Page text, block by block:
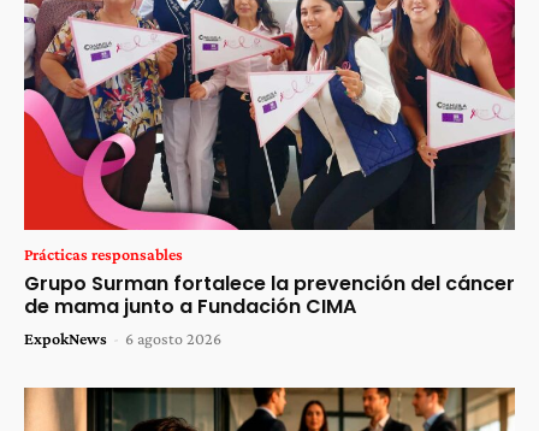
Prácticas responsables
Grupo Surman fortalece la prevención del cáncer
de mama junto a Fundación CIMA
ExpokNews - 6 agosto 2026